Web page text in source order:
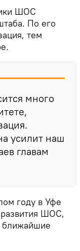
ШОС
По его
тем
много
усилит наш
главам
году в Уфе
развития ШОС,
ближайшие